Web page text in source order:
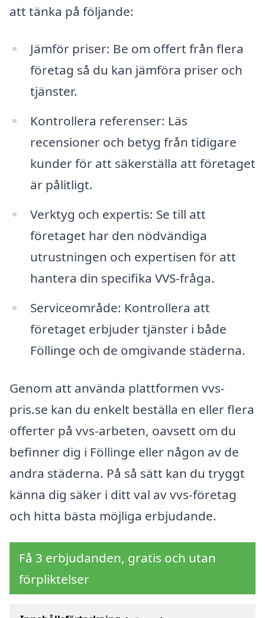
att tänka på följande:
Jämför priser: Be om offert från flera
företag så du kan jämföra priser och
tjänster.
Kontrollera referenser: Läs
recensioner och betyg från tidigare
kunder för att säkerställa att företaget
är pålitligt.
Verktyg och expertis: Se till att
företaget har den nödvändiga
utrustningen och expertisen för att
hantera din specifika VVS-fråga.
Serviceområde: Kontrollera att
företaget erbjuder tjänster i både
Föllinge och de omgivande städerna.
Genom att använda plattformen vvs-
pris.se kan du enkelt beställa en eller flera
offerter på vvs-arbeten, oavsett om du
befinner dig i Föllinge eller någon av de
andra städerna. På så sätt kan du tryggt
känna dig säker i ditt val av vvs-företag
och hitta bästa möjliga erbjudande.
Få 3 erbjudanden, gratis och utan
förpliktelser